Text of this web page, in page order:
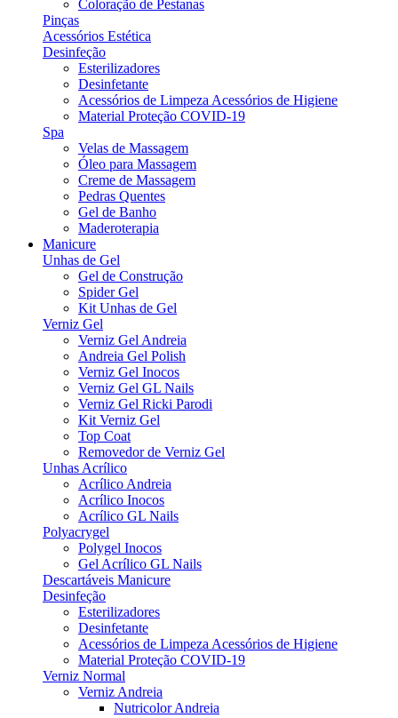
Coloração de Pestanas
Pinças
Acessórios Estética
Desinfeção
Esterilizadores
Desinfetante
Acessórios de Limpeza Acessórios de Higiene
Material Proteção COVID-19
Spa
Velas de Massagem
Óleo para Massagem
Creme de Massagem
Pedras Quentes
Gel de Banho
Maderoterapia
Manicure
Unhas de Gel
Gel de Construção
Spider Gel
Kit Unhas de Gel
Verniz Gel
Verniz Gel Andreia
Andreia Gel Polish
Verniz Gel Inocos
Verniz Gel GL Nails
Verniz Gel Ricki Parodi
Kit Verniz Gel
Top Coat
Removedor de Verniz Gel
Unhas Acrílico
Acrílico Andreia
Acrílico Inocos
Acrílico GL Nails
Polyacrygel
Polygel Inocos
Gel Acrílico GL Nails
Descartáveis Manicure
Desinfeção
Esterilizadores
Desinfetante
Acessórios de Limpeza Acessórios de Higiene
Material Proteção COVID-19
Verniz Normal
Verniz Andreia
Nutricolor Andreia